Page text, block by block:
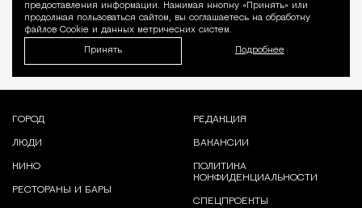
предоставления информации. Нажимая кнопку «Принять» или
продолжая пользоваться сайтом, вы соглашаетесь на обработку
файлов Cookie и данных метрических систем.
Принять Подробнее
ГОРОД
ЛЮДИ
КИНО
РЕСТОРАНЫ И БАРЫ
РЕДАКЦИЯ
ВАКАНСИИ
ПОЛИТИКА
КОНФИДЕНЦИАЛЬНОСТИ
СПЕЦПРОЕКТЫ